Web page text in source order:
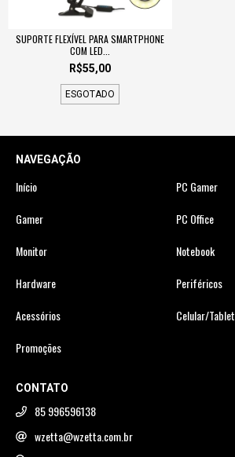
SUPORTE FLEXÍVEL PARA SMARTPHONE
COM LED...
R$55,00
ESGOTADO
NAVEGAÇÃO
Início
PC Gamer
Gamer
PC Office
Monitor
Notebook
Hardware
Periféricos
Acessórios
Celular/Tablet
Promoções
CONTATO
85 996596138
wzetta@wzetta.com.br